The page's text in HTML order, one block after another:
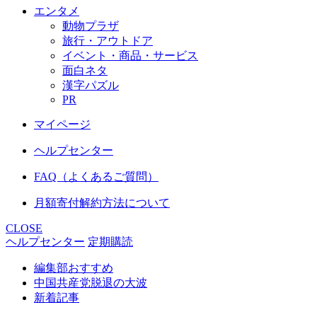
エンタメ
動物プラザ
旅行・アウトドア
イベント・商品・サービス
面白ネタ
漢字パズル
PR
マイページ
ヘルプセンター
FAQ（よくあるご質問）
月額寄付解約方法について
CLOSE
ヘルプセンター 定期購読
編集部おすすめ
中国共産党脱退の大波
新着記事